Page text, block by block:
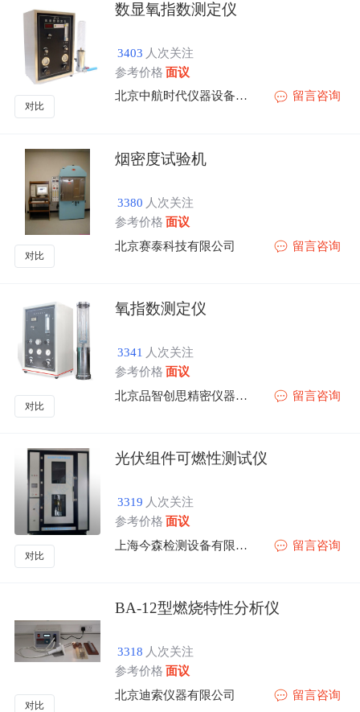
对比
数显氧指数测定仪
3403 人次关注
参考价格 面议
北京中航时代仪器设备有限公司
留言咨询
对比
烟密度试验机
3380 人次关注
参考价格 面议
北京赛泰科技有限公司
留言咨询
对比
氧指数测定仪
3341 人次关注
参考价格 面议
北京品智创思精密仪器有限公司
留言咨询
对比
光伏组件可燃性测试仪
3319 人次关注
参考价格 面议
上海今森检测设备有限公司
留言咨询
对比
BA-12型燃烧特性分析仪
3318 人次关注
参考价格 面议
北京迪索仪器有限公司
留言咨询